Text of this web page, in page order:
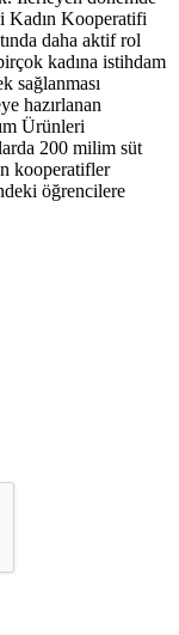
Kadın Kooperatifi
daha aktif rol
kadına istihdam
sağlanması
hazırlanan
Ürünleri
200 milim süt
kooperatifler
öğrencilere